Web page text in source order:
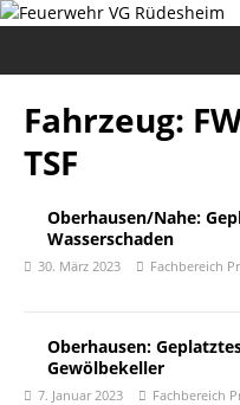
Fahrzeug:
TSF
Oberhausen/Nahe:
Wasserschaden
30. März 2023 Fachbereich
Oberhausen:
Gewölbekeller
7. Januar 2023 Fachbereich